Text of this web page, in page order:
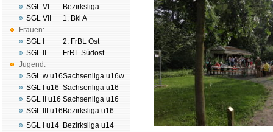
SGL VI
SGL VII
Frauen:
SGL I
SGL II
Jugend:
SGL w u16
SGL I u16
SGL II u16
SGL III u16
SGL I u14
Bezirksliga
1. Bkl A
2. FrBL Ost
FrRL Südost
Sachsenliga u16w
Sachsenliga u16
Sachsenliga u16
Bezirksliga u16
Bezirksliga u14